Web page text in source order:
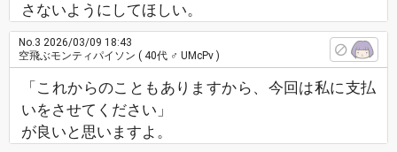
さないようにしてほしい。
No.3 2026/03/09 18:43
空飛ぶモンティパイソン ( 40代 ♂ UMcPv )
「これからのこともありますから、今回は私に支払
いをさせてください」
が良いと思いますよ。